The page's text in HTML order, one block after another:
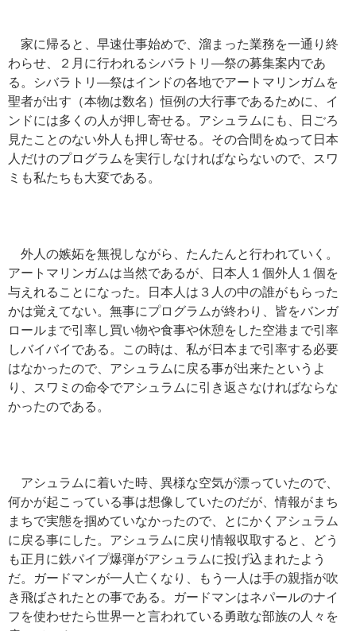
家に帰ると、早速仕事始めで、溜まった業務を一通り終
わらせ、２月に行われるシバラトリ―祭の募集案内であ
る。シバラトリ―祭はインドの各地でアートマリンガムを
聖者が出す（本物は数名）恒例の大行事であるために、イ
ンドには多くの人が押し寄せる。アシュラムにも、日ごろ
見たことのない外人も押し寄せる。その合間をぬって日本
人だけのプログラムを実行しなければならないので、スワ
ミも私たちも大変である。
外人の嫉妬を無視しながら、たんたんと行われていく。
アートマリンガムは当然であるが、日本人１個外人１個を
与えれることになった。日本人は３人の中の誰がもらった
かは覚えてない。無事にプログラムが終わり、皆をバンガ
ロールまで引率し買い物や食事や休憩をした空港まで引率
しバイバイである。この時は、私が日本まで引率する必要
はなかったので、アシュラムに戻る事が出来たというよ
り、スワミの命令でアシュラムに引き返さなければならな
かったのである。
アシュラムに着いた時、異様な空気が漂っていたので、
何かが起こっている事は想像していたのだが、情報がまち
まちで実態を掴めていなかったので、とにかくアシュラム
に戻る事にした。アシュラムに戻り情報収取すると、どう
も正月に鉄パイプ爆弾がアシュラムに投げ込まれたよう
だ。ガードマンが一人亡くなり、もう一人は手の親指が吹
き飛ばされたとの事である。ガードマンはネパールのナイ
フを使わせたら世界一と言われている勇敢な部族の人々を